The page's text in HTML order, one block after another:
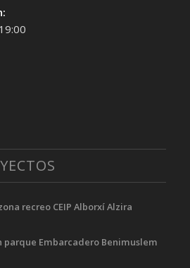
recreo CEIP Alborxí Alzira
parque Embarcadero Benimuslem